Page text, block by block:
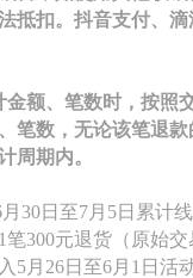
抵扣。抖音支付、
金额、笔数时，按照
笔数，无论该笔退
周期内。
30日至7月5日累计线
300元退货（原始交
5月26日至6月1日活